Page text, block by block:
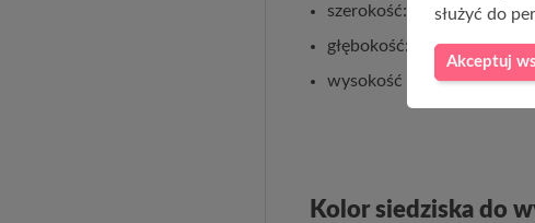
szerokość: 120cm
głębokość: 35cm
wysokość całkowita z
Kolor siedziska do
służyć do
Akceptuj